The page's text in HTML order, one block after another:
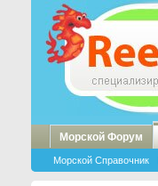
Морской Форум
Морской Справочник